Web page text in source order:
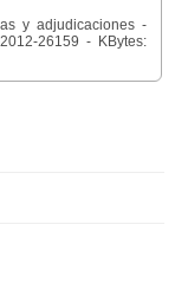
y adjudicaciones -
26159 - KBytes: